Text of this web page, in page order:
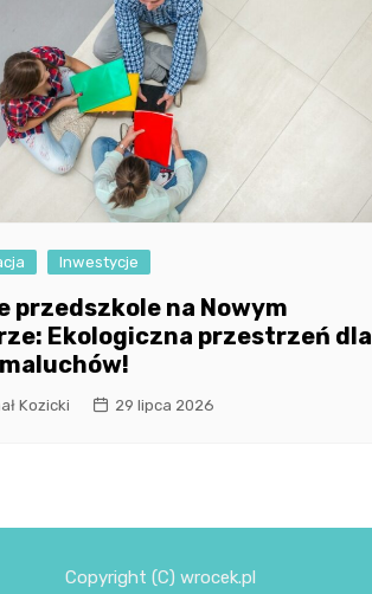
Inwestycje
przedszkole na Nowym
Ekologiczna przestrzeń dla
Kozicki 29 lipca 2026
Copyright (C) wrocek.pl